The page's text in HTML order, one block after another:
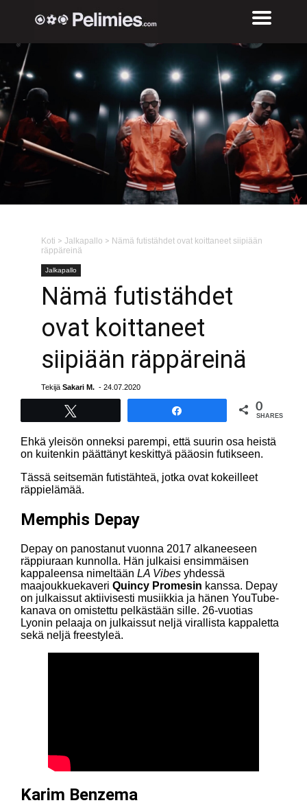
Koti > Jalkapallo > Nämä futistähdet ovat koittaneet siipiään
räppäreinä
Jalkapallo
Nämä futistähdet
ovat koittaneet
siipiään räppäreinä
Tekijä Sakari M. - 24.07.2020
0
SHARES
Ehkä yleisön onneksi parempi, että suurin osa heistä
on kuitenkin päättänyt keskittyä pääosin futikseen.
Tässä seitsemän futistähteä, jotka ovat kokeilleet
räppielämää.
Memphis Depay
Depay on panostanut vuonna 2017 alkaneeseen
räppiuraan kunnolla. Hän julkaisi ensimmäisen
kappaleensa nimeltään LA Vibes yhdessä
maajoukkuekaveri Quincy Promesin kanssa. Depay
on julkaissut aktiivisesti musiikkia ja hänen YouTube-
kanava on omistettu pelkästään sille. 26-vuotias
Lyonin pelaaja on julkaissut neljä virallista kappaletta
sekä neljä freestyleä.
Karim Benzema